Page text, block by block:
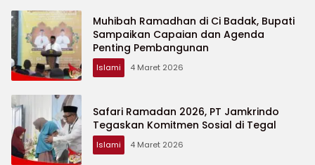
Muhibah Ramadhan di Ci Badak, Bupati
Sampaikan Capaian dan Agenda
Penting Pembangunan
Islami 4 Maret 2026
Safari Ramadan 2026, PT Jamkrindo
Tegaskan Komitmen Sosial di Tegal
Islami 4 Maret 2026